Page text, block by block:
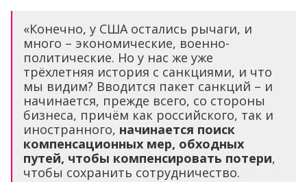
«Конечно, у США остались рычаги, и
много – экономические, военно-
политические. Но у нас же уже
трёхлетняя история с санкциями, и что
мы видим? Вводится пакет санкций – и
начинается, прежде всего, со стороны
бизнеса, причём как российского, так и
иностранного, начинается поиск
компенсационных мер, обходных
путей, чтобы компенсировать потери,
чтобы сохранить сотрудничество.